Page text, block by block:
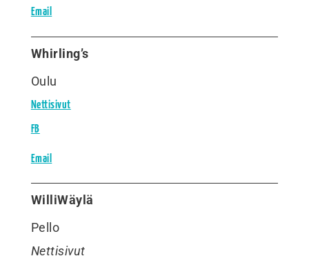
Email
Whirling’s
Oulu
Nettisivut
FB
Email
WilliWäylä
Pello
Nettisivut